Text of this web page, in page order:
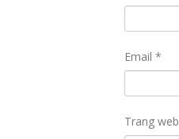
Email *
Trang web